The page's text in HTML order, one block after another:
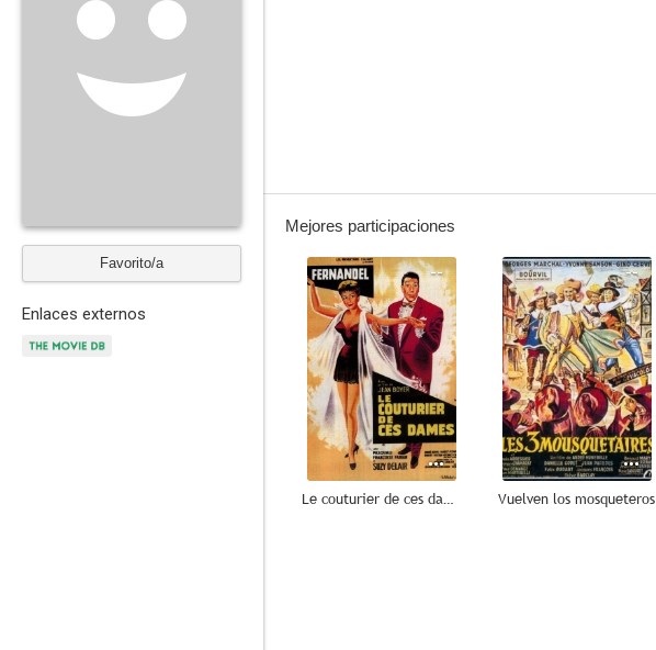
Favorito/a
Enlaces externos
Mejores participaciones
--
Le couturier de ces dames
--
Vuelven los mosqueteros